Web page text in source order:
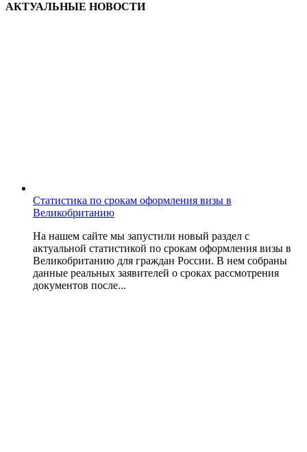
АКТУАЛЬНЫЕ НОВОСТИ
Статистика по срокам оформления визы в
Великобританию
На нашем сайте мы запустили новый раздел с
актуальной статистикой по срокам оформления визы в
Великобританию для граждан России. В нем собраны
данные реальных заявителей о сроках рассмотрения
документов после...